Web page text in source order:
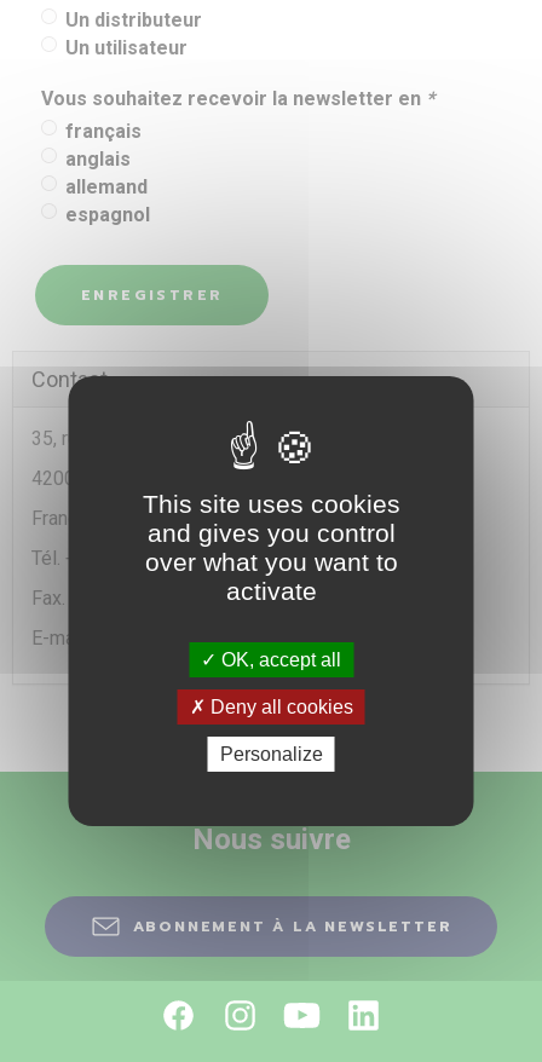
Un distributeur
Un utilisateur
Vous souhaitez recevoir la newsletter en *
français
anglais
allemand
espagnol
ENREGISTRER
Contact
35, rue Malacussy
42000 Saint Etienne
France
Tél. + 33(0)477 49 20 90
Fax. +33 (0)477 25 79 82
E-mail :
info@chemica.fr
Nous suivre
ABONNEMENT À LA NEWSLETTER
This site uses cookies
and gives you control
over what you want to
activate
OK, accept all
Deny all cookies
Personalize